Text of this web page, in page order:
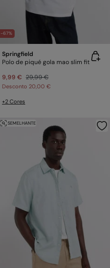
-67%
Springfield
Polo de piqué gola mao slim fit
9,99 € 29,99 €
Desconto 20,00 €
+2 Cores
SEMELHANTE